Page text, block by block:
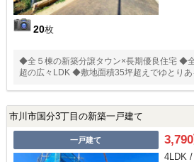
20枚
◆全５棟の新築分譲タウン×長期優良住宅 ◆
超の広々LDK ◆敷地面積35坪超えでゆとりあ
市川市国分3丁目の新築一戸建て
一戸建て
4LDK